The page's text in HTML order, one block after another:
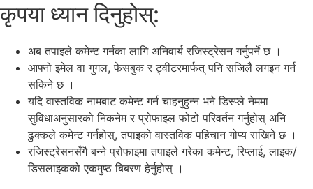
कृपया ध्यान दिनुहोस्:
अब तपाइले कमेन्ट गर्नका लागि अनिवार्य रजिस्ट्रेसन गर्नुपर्ने छ ।
आफ्नो इमेल वा गुगल, फेसबुक र ट्वीटरमार्फत् पनि सजिलै लगइन गर्न
सकिने छ ।
यदि वास्तविक नामबाट कमेन्ट गर्न चाहनुहुन्न भने डिस्प्ले नेममा
सुविधाअनुसारको निकनेम र प्रोफाइल फोटो परिवर्तन गर्नुहोस् अनि
ढुक्कले कमेन्ट गर्नहोस्, तपाइको वास्तविक पहिचान गोप्य राखिने छ ।
रजिस्ट्रेसनसँगै बन्ने प्रोफाइमा तपाइले गरेका कमेन्ट, रिप्लाई, लाइक/
डिसलाइकको एकमुष्ठ बिबरण हेर्नुहोस् ।